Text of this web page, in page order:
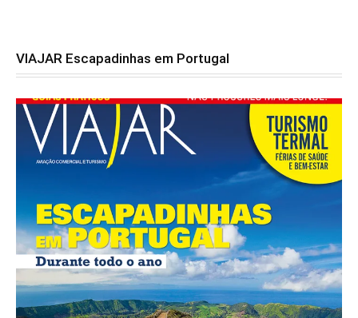
VIAJAR Escapadinhas em Portugal